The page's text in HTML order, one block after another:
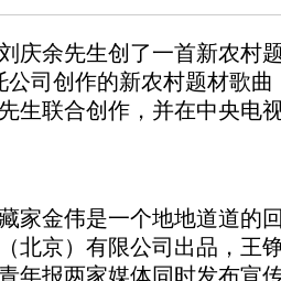
庆余先生创了一首新农村
公司创作的新农村题材歌曲
生联合创作，并在中央电
家金伟是一个地地道道的
北京）有限公司出品，王
年报两家媒体同时发布宣